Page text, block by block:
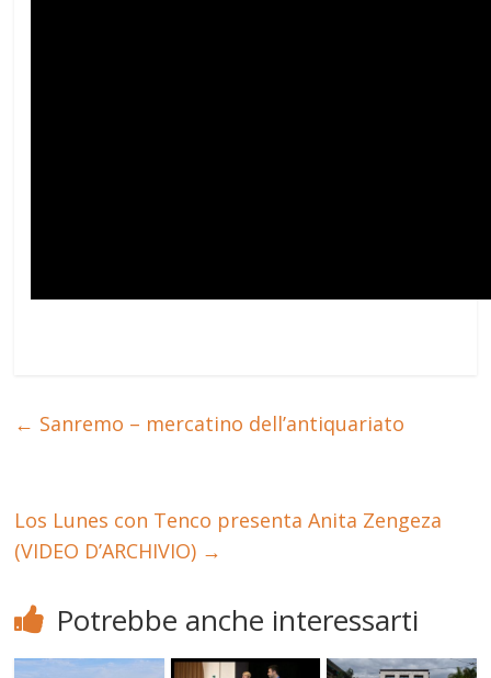
← Sanremo – mercatino dell’antiquariato
Los Lunes con Tenco presenta Anita Zengeza
(VIDEO D’ARCHIVIO) →
Potrebbe anche interessarti